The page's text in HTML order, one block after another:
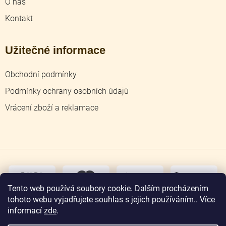
Tento web používá soubory cookie. Dalším procházením
tohoto webu vyjadřujete souhlas s jejich používáním.. Více
informací zde.
Kontakt
Užitečné informace
Obchodní podmínky
Podmínky ochrany osobních údajů
Vrácení zboží a reklamace
osobní